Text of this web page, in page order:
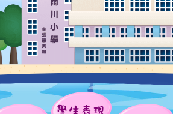
學生表現